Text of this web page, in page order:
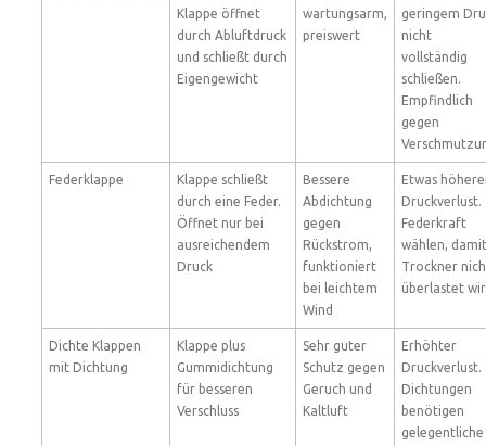
Klappe öffnet
durch Abluftdruck
und schließt durch
Eigengewicht
wartungsarm,
preiswert
geringem
nicht
vollständig
schließen.
Empfindlich
gegen
Federklappe
Klappe schließt
durch eine Feder.
Öffnet nur bei
ausreichendem
Druck
Bessere
Abdichtung
gegen
Rückstrom,
funktioniert
bei leichtem
Wind
Etwas
Druckverlust.
Federkraft
wählen, damit
Trockner
überlastet
Dichte Klappen
mit Dichtung
Klappe plus
Gummidichtung
für besseren
Verschluss
Sehr guter
Schutz gegen
Geruch und
Kaltluft
Erhöhter
Druckverlust.
Dichtungen
benötigen
gelegentliche